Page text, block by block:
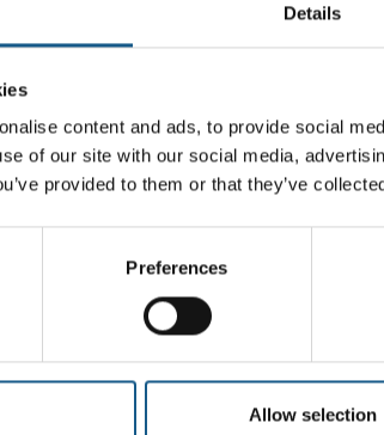
Details
content and ads, to provide social
of our site with our social media,
provided to them or that they’ve
Preferences
Allow selection
værktøj
skrevet af PPS